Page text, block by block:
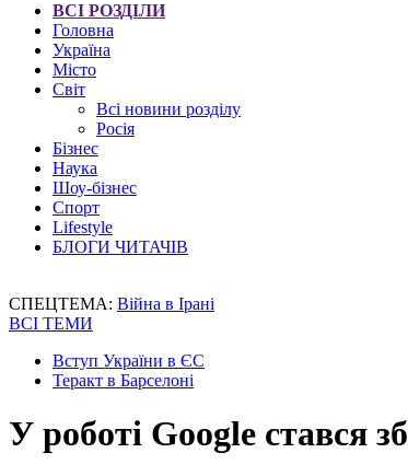
ВСІ РОЗДІЛИ
Головна
Україна
Місто
Світ
Всі новини розділу
Росія
Бізнес
Наука
Шоу-бізнес
Спорт
Lifestyle
БЛОГИ ЧИТАЧІВ
СПЕЦТЕМА: Війна в Ірані
ВСІ ТЕМИ
Вступ України в ЄС
Теракт в Барселоні
У роботі Google стався